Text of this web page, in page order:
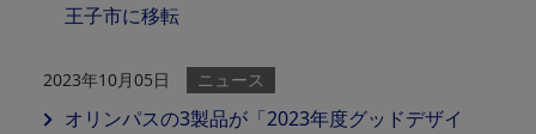
王子市に移転
2023年10月05日 ニュース
オリンパスの3製品が「2023年度グッドデザイ